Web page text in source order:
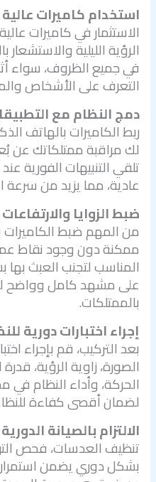
استخدام كاميرات
الاستثمار في كاميرات
الرؤية الليلية
في جميع الظروف، سواء
التعرف على الأشخاص
دمج النظام مع
ربط الكاميرات بالهاتف
لك مراقبة ممتلكاتك عن
تلقي التنبيهات الفورية
عادية، مما يزيد من سرعة
ضبط الزوايا
من المهم ضبط
ممكنة دون وجود نقاط
المناسب لتجنب العبث
على مشهد كامل وواضح
بالممتلكات.
إجراء اختبارات دورية
بعد التركيب، قم بإجراء
الصورة، زاوية الرؤية،
الحركة، وأداء النظام في
لضمان أقصى كفاءة
الالتزام بالصيانة الدورية
تنظيف العدسات، فحص
بشكل دوري يضمن استمرار